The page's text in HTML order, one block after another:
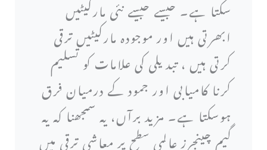
سکتا ہے۔ جیسے جیسے نئی مارکیٹیں
ابھرتی ہیں اور موجودہ مارکیٹیں ترقی
کرتی ہیں ، تبدیلی کی علامات کو تسلیم
کرنا کامیابی اور جمود کے درمیان فرق
ہوسکتا ہے۔ مزید برآں، یہ سمجھنا کہ یہ
گیم چینجرز عالمی سطح پر معاشی ترقی میں